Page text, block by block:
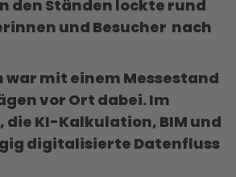
den Ständen lockte rund
und Besucher nach
war mit einem Messestand
vor Ort dabei. Im
die KI-Kalkulation, BIM und
digitalisierte Datenfluss